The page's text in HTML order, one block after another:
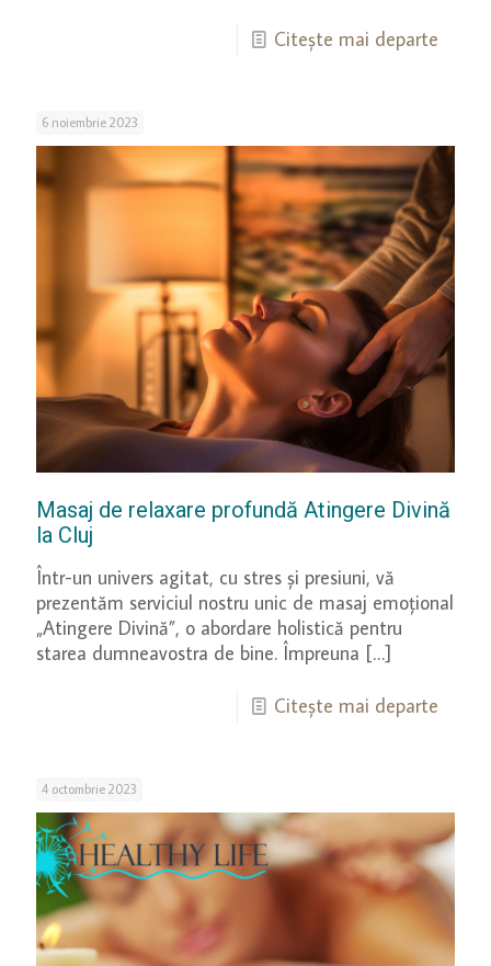
Citește mai departe
6 noiembrie 2023
Masaj de relaxare profundă Atingere Divină
la Cluj
Într-un univers agitat, cu stres și presiuni, vă
prezentăm serviciul nostru unic de masaj emoțional
„Atingere Divină”, o abordare holistică pentru
starea dumneavostra de bine. Împreuna […]
Citește mai departe
4 octombrie 2023